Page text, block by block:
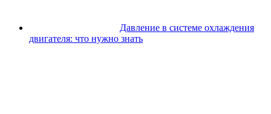
Давление в системе охлаждения
двигателя: что нужно знать